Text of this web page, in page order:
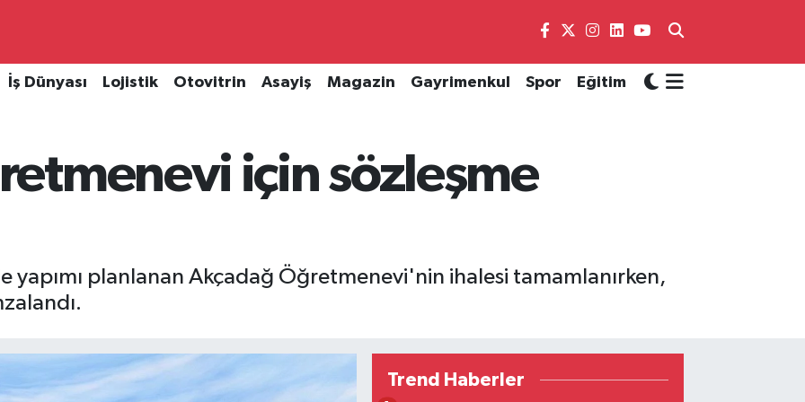
İş Dünyası Lojistik Otovitrin Asayiş Magazin Gayrimenkul Spor Eğitim
için sözleşme
yapımı planlanan Akçadağ Öğretmenevi'nin ihalesi tamamlanırken,
Trend Haberler